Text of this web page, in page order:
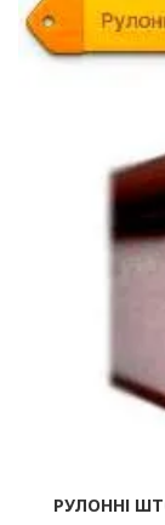
РУЛОННІ